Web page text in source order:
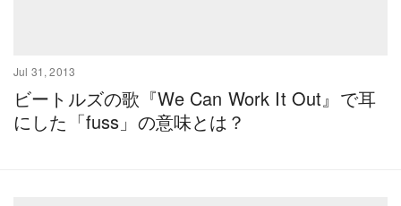
Jul 31, 2013
ビートルズの歌『We Can Work It Out』で耳
にした「fuss」の意味とは？